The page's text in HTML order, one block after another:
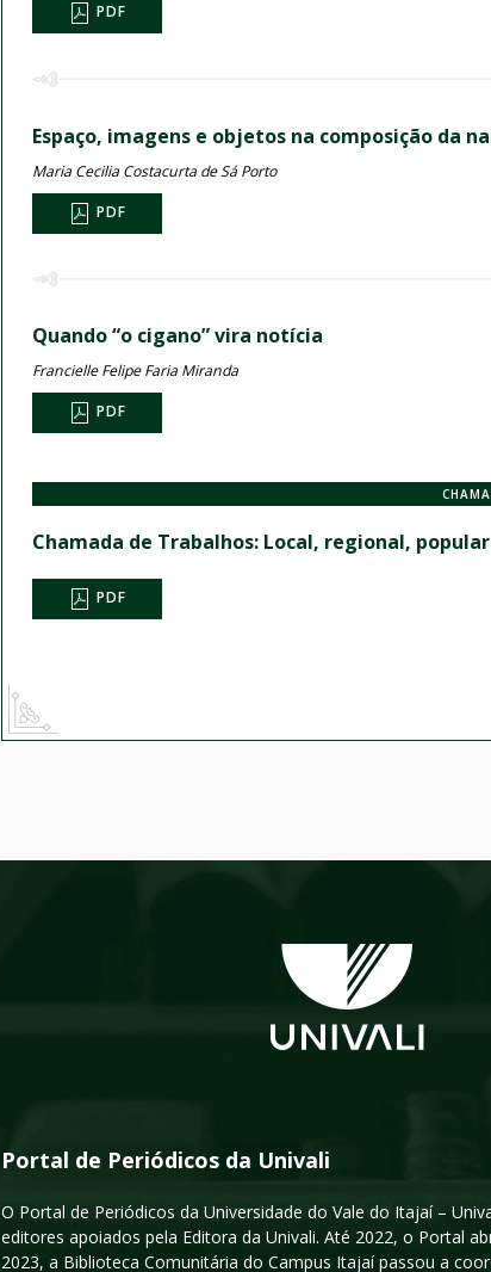
PDF
Espaço, imagens e objetos na composição da
Maria Cecilia Costacurta de Sá Porto
PDF
Quando “o cigano” vira notícia
Francielle Felipe Faria Miranda
PDF
Chamada de Trabalhos: Local, regional,
PDF
Portal de Periódicos da Univali
O Portal de Periódicos da Universidade do Vale do Itajaí –
editores apoiados pela Editora da Univali. Até 2022, o Portal
2023, a Biblioteca Comunitária do Campus Itajaí passou a